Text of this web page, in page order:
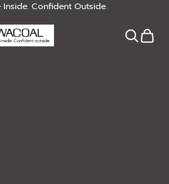
Confident Outside.
Public Company Limited
Search
Cart